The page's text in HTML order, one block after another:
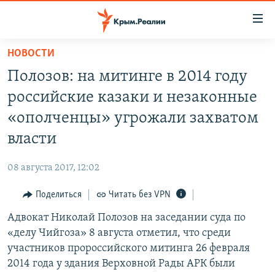
Вернуться
основному
содержанию
Вернутся
главной
Вернутся
поиску
ВОДА
ИНТЕРАКТИВ
ИНФОГРАФИКА
ТЕЛЕПРОЕКТ КРЫМ.РЕАЛИИ
СОВЕТЫ ПРАВОЗАЩИТНИКОВ
ПРОПАВШИЕ БЕЗ ВЕСТИ
РАДІО СВОБОДА
КАК ОБОЙТИ БЛОКИРОВКУ
Українською
Qırımtatar
НОВОСТИ
Полозов: на митинге в 2014 году
российские казаки и незаконные
«ополченцы» угрожали захватом
власти
08 августа 2017, 12:02
Поделиться Читать без VPN
Адвокат Николай Полозов на заседании суда по
«делу Чийгоза» 8 августа отметил, что среди
участников пророссийского митинга 26 февраля
2014 года у здания Верховной Рады АРК были